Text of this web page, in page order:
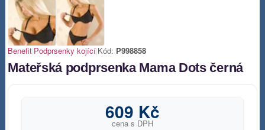
Benefit|Podprsenky kojící|Kód: P998858
Mateřská podprsenka Mama Dots černá
609 Kč
cena s DPH